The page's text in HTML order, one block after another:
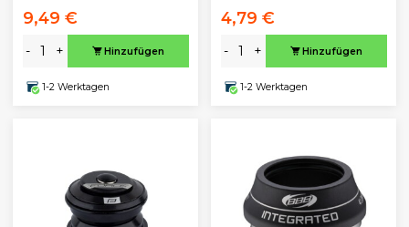
9,49 €
- + Hinzufügen
1-2 Werktagen
4,79 €
- + Hinzufügen
1-2 Werktagen